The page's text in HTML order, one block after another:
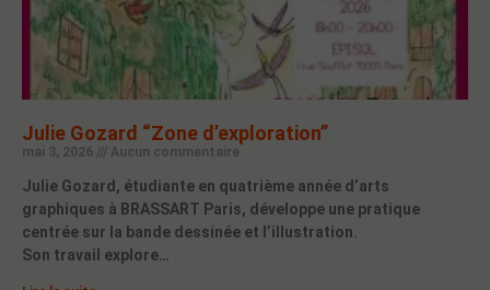
Julie Gozard “Zone d’exploration”
mai 3, 2026 Aucun commentaire
Julie Gozard, étudiante en quatrième année d’arts
graphiques à BRASSART Paris, développe une pratique
centrée sur la bande dessinée et l’illustration.
Son travail explore…